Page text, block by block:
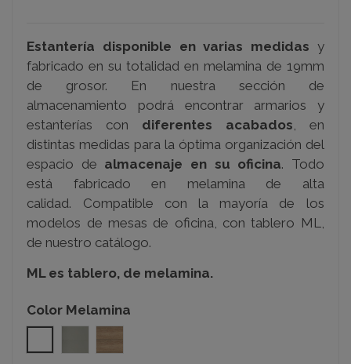
Estantería disponible en varias medidas y
fabricado en su totalidad en melamina de 19mm
de grosor. En nuestra sección de
almacenamiento podrá encontrar armarios y
estanterías con diferentes acabados , en
distintas medidas para la óptima organización del
espacio de almacenaje en su oficina. Todo
está fabricado en melamina de alta
calidad. Compatible con la mayoría de los
modelos de mesas de oficina, con tablero ML,
de nuestro catálogo.
ML es tablero, de melamina.
Color Melamina